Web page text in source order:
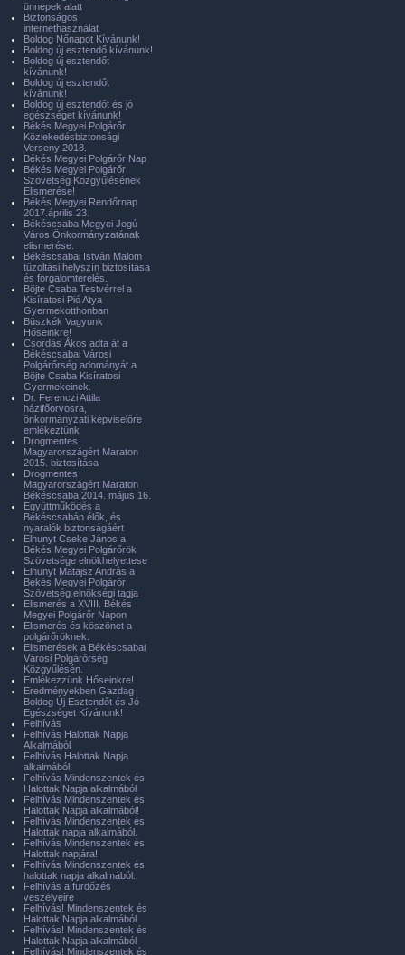
ünnepek alatt
Biztonságos
internethasználat
Boldog Nőnapot Kívánunk!
Boldog új esztendő kívánunk!
Boldog új esztendőt
kívánunk!
Boldog új esztendőt
kívánunk!
Boldog új esztendőt és jó
egészséget kívánunk!
Békés Megyei Polgárőr
Közlekedésbiztonsági
Verseny 2018.
Békés Megyei Polgárőr Nap
Békés Megyei Polgárőr
Szövetség Közgyűlésének
Elismerése!
Békés Megyei Rendőrnap
2017.április 23.
Békéscsaba Megyei Jogú
Város Önkormányzatának
elismerése.
Békéscsabai István Malom
tűzoltási helyszín biztosítása
és forgalomterelés.
Böjte Csaba Testvérrel a
Kisíratosi Pió Atya
Gyermekotthonban
Büszkék Vagyunk
Hőseinkre!
Csordás Ákos adta át a
Békéscsabai Városi
Polgárőrség adományát a
Böjte Csaba Kisíratosi
Gyermekeinek.
Dr. Ferenczi Attila
házifőorvosra,
önkormányzati képviselőre
emlékeztünk
Drogmentes
Magyarországért Maraton
2015. biztosítása
Drogmentes
Magyarországért Maraton
Békéscsaba 2014. május 16.
Együttműködés a
Békéscsabán élők, és
nyaralók biztonságáért
Elhunyt Cseke János a
Békés Megyei Polgárőrök
Szövetsége elnökhelyettese
Elhunyt Matajsz András a
Békés Megyei Polgárőr
Szövetség elnökségi tagja
Elismerés a XVIII. Békés
Megyei Polgárőr Napon
Elismerés és köszönet a
polgárőröknek.
Elismerések a Békéscsabai
Városi Polgárőrség
Közgyűlésén.
Emlékezzünk Hőseinkre!
Eredményekben Gazdag
Boldog Új Esztendőt és Jó
Egészséget Kívánunk!
Felhívás
Felhívás Halottak Napja
Alkalmából
Felhívás Halottak Napja
alkalmából
Felhívás Mindenszentek és
Halottak Napja alkalmából
Felhívás Mindenszentek és
Halottak Napja alkalmából!
Felhívás Mindenszentek és
Halottak napja alkalmából.
Felhívás Mindenszentek és
Halottak napjára!
Felhívás Mindenszentek és
halottak napja alkalmából.
Felhívás a fürdőzés
veszélyeire
Felhívás! Mindenszentek és
Halottak Napja alkalmából
Felhívás! Mindenszentek és
Halottak Napja alkalmából
Felhívás! Mindenszentek és